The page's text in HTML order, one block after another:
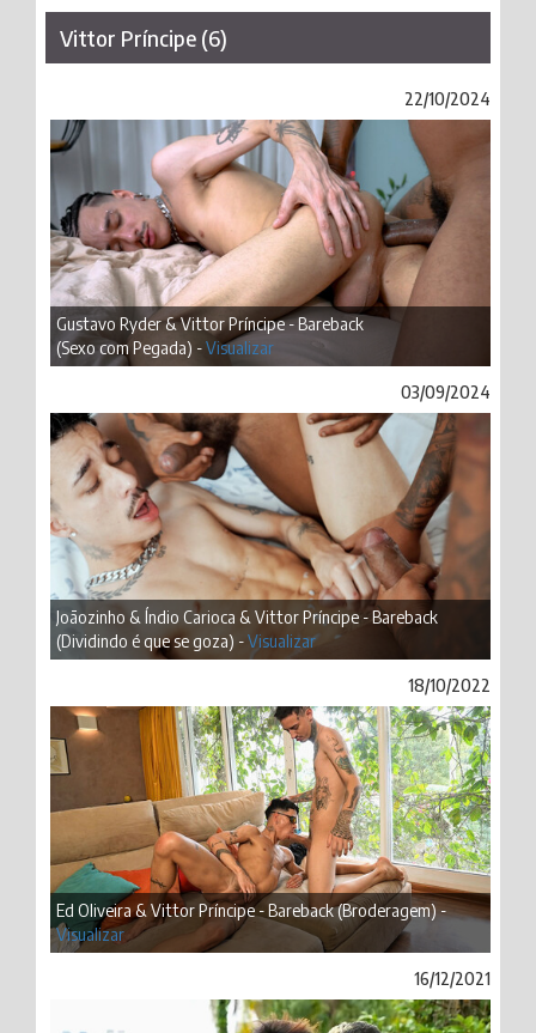
Vittor Príncipe (6)
22/10/2024
Gustavo Ryder & Vittor Príncipe - Bareback
(Sexo com Pegada) -Visualizar
03/09/2024
Joãozinho & Índio Carioca & Vittor Príncipe - Bareback
(Dividindo é que se goza) -Visualizar
18/10/2022
Ed Oliveira & Vittor Príncipe - Bareback (Broderagem) -
Visualizar
16/12/2021